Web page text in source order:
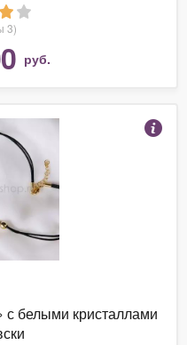
3)
руб.
с белыми кристаллами